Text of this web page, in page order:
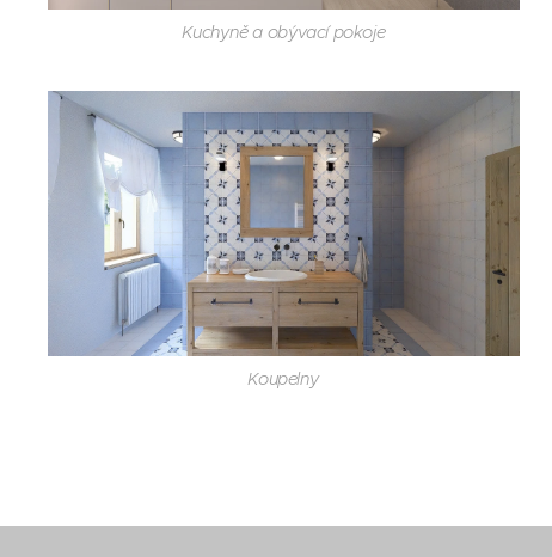
Kuchyně a obývací pokoje
Koupelny